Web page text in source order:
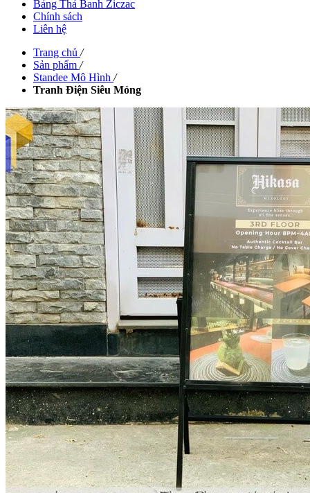
Bảng Thả Banh Ziczac
Chính sách
Liên hệ
Trang chủ /
Sản phẩm /
Standee Mô Hình /
Tranh Điện Siêu Mỏng